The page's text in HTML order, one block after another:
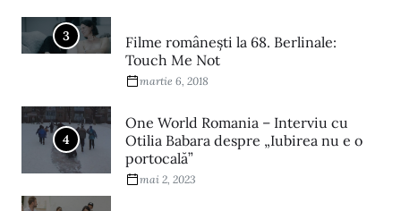
3
Filme româneşti la 68. Berlinale:
Touch Me Not
martie 6, 2018
4
One World Romania – Interviu cu
Otilia Babara despre „Iubirea nu e o
portocală”
mai 2, 2023